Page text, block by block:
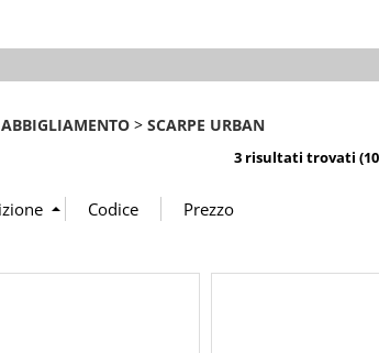
ABBIGLIAMENTO SCARPE URBAN
3 risultati trovati